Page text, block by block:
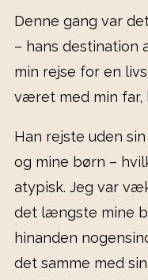
Denne gang var
– hans destination
min rejse for en
været med min far,
Han rejste uden
og mine børn –
atypisk. Jeg var
det længste mine
hinanden
det samme med